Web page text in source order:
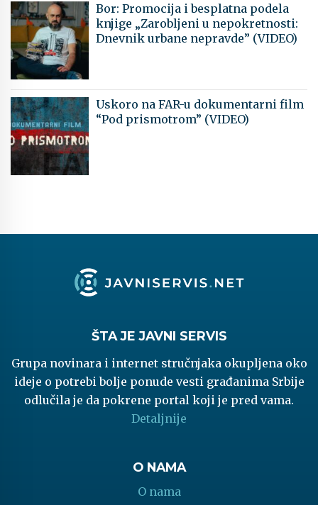
Bor: Promocija i besplatna podela
knjige „Zarobljeni u nepokretnosti:
Dnevnik urbane nepravde” (VIDEO)
Uskoro na FAR-u dokumentarni film
“Pod prismotrom” (VIDEO)
ŠTA JE JAVNI SERVIS
Grupa novinara i internet stručnjaka okupljena oko
ideje o potrebi bolje ponude vesti građanima Srbije
odlučila je da pokrene portal koji je pred vama.
Detaljnije
O NAMA
O nama